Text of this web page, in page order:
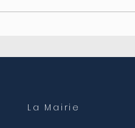
Fermeture du secrétariat
La Mairie